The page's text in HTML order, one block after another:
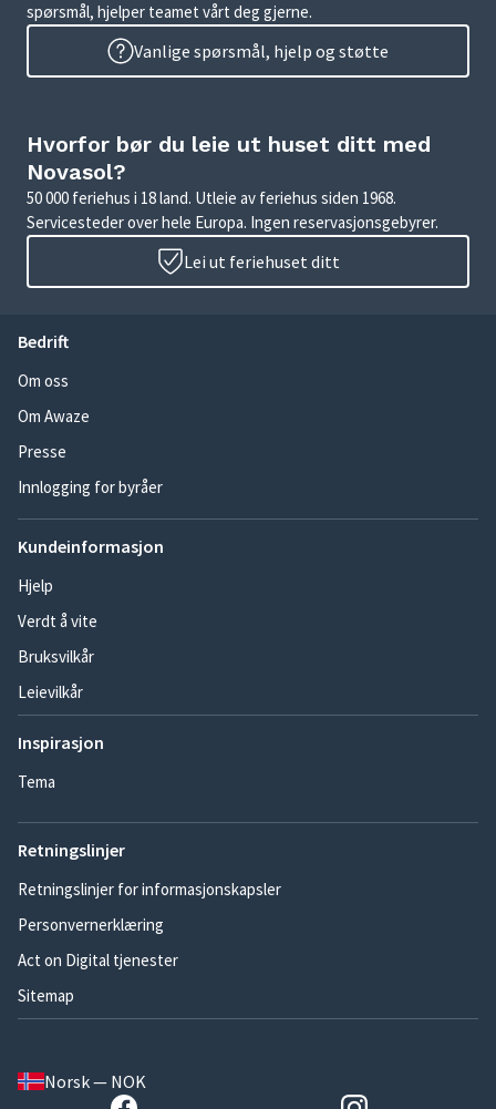
spørsmål, hjelper teamet vårt deg gjerne.
Vanlige spørsmål, hjelp og støtte
Hvorfor bør du leie ut huset ditt med
Novasol?
50 000 feriehus i 18 land. Utleie av feriehus siden 1968.
Servicesteder over hele Europa. Ingen reservasjonsgebyrer.
Lei ut feriehuset ditt
Bedrift
Om oss
Om Awaze
Presse
Innlogging for byråer
Kundeinformasjon
Hjelp
Verdt å vite
Bruksvilkår
Leievilkår
Inspirasjon
Tema
Retningslinjer
Retningslinjer for informasjonskapsler
Personvernerklæring
Act on Digital tjenester
Sitemap
Norsk — NOK